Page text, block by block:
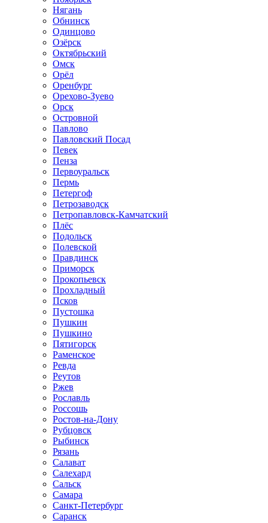
Нягань
Обнинск
Одинцово
Озёрск
Октябрьский
Омск
Орёл
Оренбург
Орехово-Зуево
Орск
Островной
Павлово
Павловский Посад
Певек
Пенза
Первоуральск
Пермь
Петергоф
Петрозаводск
Петропавловск-Камчатский
Плёс
Подольск
Полевской
Правдинск
Приморск
Прокопьевск
Прохладный
Псков
Пустошка
Пушкин
Пушкино
Пятигорск
Раменское
Ревда
Реутов
Ржев
Рославль
Россошь
Ростов-на-Дону
Рубцовск
Рыбинск
Рязань
Салават
Салехард
Сальск
Самара
Санкт-Петербург
Саранск